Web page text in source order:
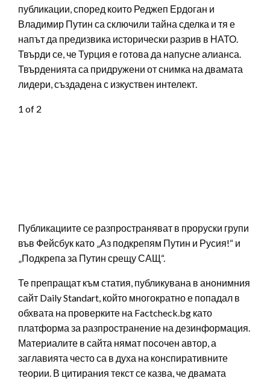
публикации, според които Реджеп Ердоган и
Владимир Путин са сключили тайна сделка и тя е
напът да предизвика исторически разрив в НАТО.
Твърди се, че Турция е готова да напусне алианса.
Твърденията са придружени от снимка на двамата
лидери, създадена с изкуствен интелект.
1 of 2
Публикациите се разпространяват в проруски групи
във Фейсбук като „Аз подкрепям Путин и Русия!“ и
„Подкрепа за Путин срещу САЩ“.
Те препращат към статия, публикувана в анонимния
сайт Daily Standart, който многократно е попадал в
обхвата на проверките на Factcheck.bg като
платформа за разпространение на дезинформация.
Материалите в сайта нямат посочен автор, а
заглавията често са в духа на конспиративните
теории. В цитирания текст се казва, че двамата